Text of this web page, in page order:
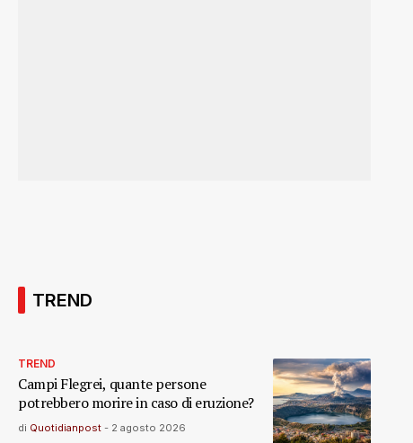
TREND
TREND
Campi Flegrei, quante persone
potrebbero morire in caso di eruzione?
di Quotidianpost - 2 agosto 2026